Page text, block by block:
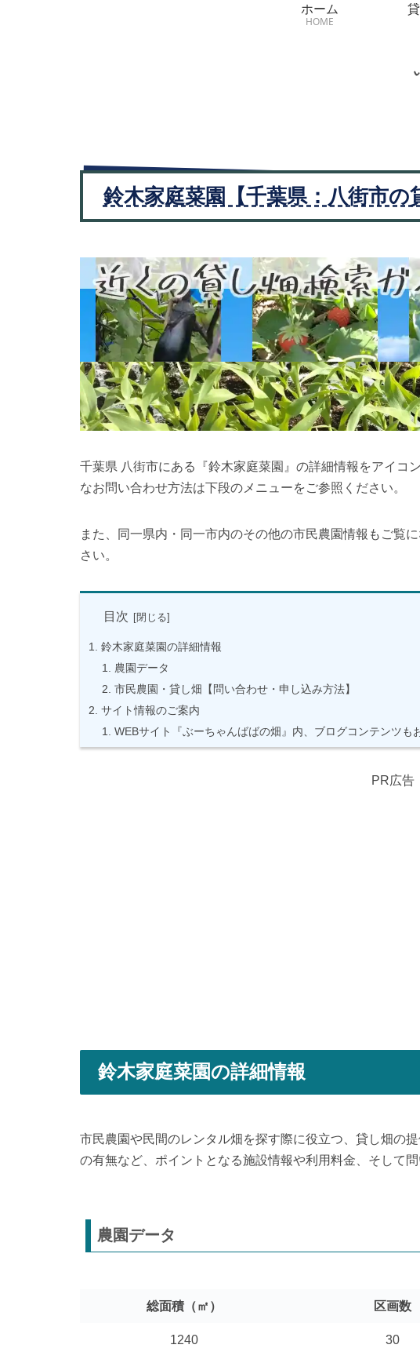
ホーム
HOME
鈴木家庭菜園【千葉県：八街市の
千葉県 八街市にある『鈴木家庭菜園』の詳細情報をアイコ
なお問い合わせ方法は下段のメニューをご参照ください。
また、同一県内・同一市内のその他の市民農園情報もご覧
さい。
目次
鈴木家庭菜園の詳細情報
農園データ
市民農園・貸し畑【問い合わせ・申し込み方法】
サイト情報のご案内
WEBサイト『ぶーちゃんばばの畑』内、ブログコンテンツも
PR広告
鈴木家庭菜園の詳細情報
市民農園や民間のレンタル畑を探す際に役立つ、貸し畑の
の有無など、ポイントとなる施設情報や利用料金、そして
農園データ
総面積（㎡） 区画数
1240 30